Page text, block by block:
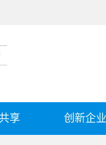
享 创新企业